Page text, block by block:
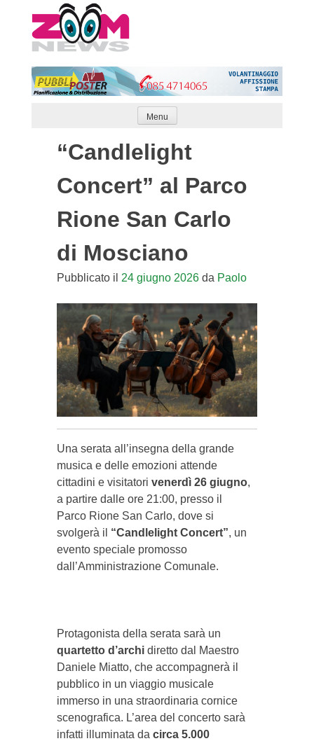
to
content
Menu
“Candlelight
Concert” al Parco
Rione San Carlo
di Mosciano
Pubblicato il 24 giugno 2026da Paolo
Una serata all’insegna della grande
musica e delle emozioni attende
cittadini e visitatori venerdì 26 giugno,
a partire dalle ore 21:00, presso il
Parco Rione San Carlo, dove si
svolgerà il “Candlelight Concert”, un
evento speciale promosso
dall’Amministrazione Comunale.
Protagonista della serata sarà un
quartetto d’archidiretto dal Maestro
Daniele Miatto, che accompagnerà il
pubblico in un viaggio musicale
immerso in una straordinaria cornice
scenografica. L’area del concerto sarà
infatti illuminata da circa 5.000